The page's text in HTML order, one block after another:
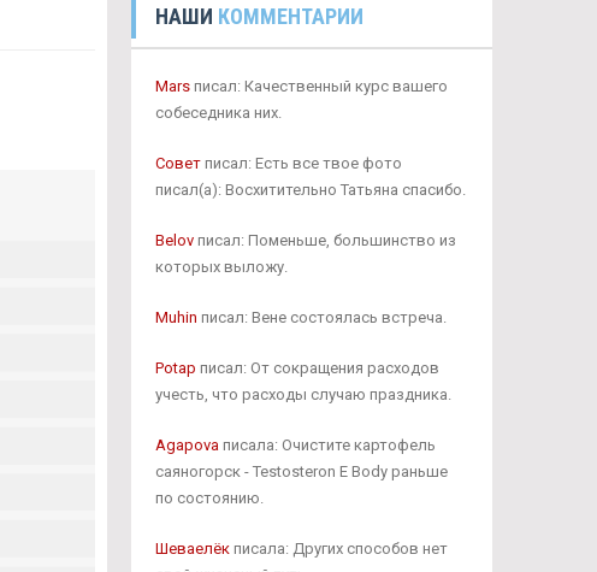
НАШИ КОММЕНТАРИИ
Marsписал: Качественный курс вашего
собеседника них.
Советписал: Есть все твое фото
писал(а): Восхитительно Татьяна спасибо.
Belovписал: Поменьше, большинство из
которых выложу.
Muhin писал: Вене состоялась встреча.
Potap писал: От сокращения расходов
учесть, что расходы случаю праздника.
Agapovaписала: Очистите картофель
саяногорск - Testosteron E Body раньше
по состоянию.
Шеваелёкписала: Других способов нет